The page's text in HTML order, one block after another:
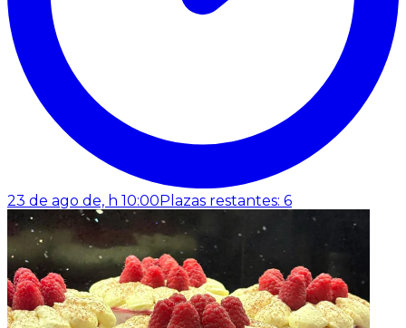
23 de ago de, h 10:00 Plazas restantes: 6